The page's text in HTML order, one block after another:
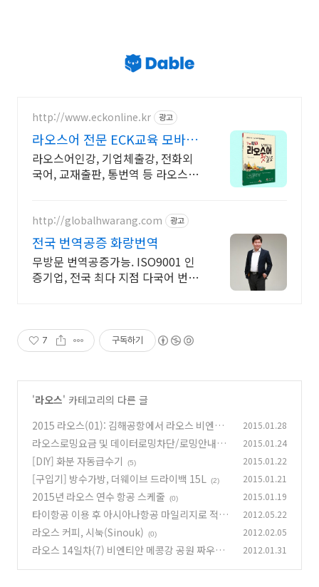
http://www.eckonline.kr 광고
라오스어 전문 ECK교육 모바일
무제한 다운로드
라오스어인강, 기업체출강, 전화외
국어, 교재출판, 통번역 등 라오스어
http://globalhwarang.com 광고
전국 번역공증 화랑번역
무방문 번역공증가능. ISO9001 인
증기업, 전국 최다 지점 다국어 번역
7 구독하기
'라오스' 카테고리의 다른 글
2015 라오스(01): 김해공항에서 라오스 비엔티
안까지
(2)
2015.01.28
라오스로밍요금 및 데이터로밍차단/로밍안내방
송 설정
(0)
2015.01.24
[DIY] 화분 자동급수기 (5) 2015.01.22
[구입기] 방수가방, 더웨이브 드라이백 15L (2) 2015.01.21
2015년 라오스 연수 항공 스케줄 (0) 2015.01.19
타이항공 이용 후 아시아나항공 마일리지로 적립
하기
(0)
2012.05.22
라오스 커피, 시눅(Sinouk) (0) 2012.02.05
라오스 14일차(7) 비엔티안 메콩강 공원 짜우아
2012.01.31